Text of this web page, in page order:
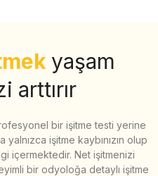
yaşam
arttırır
bir işitme testi yerine
işitme kaybınızın olup
içermektedir. Net işitmenizi
bir odyoloğa detaylı işitme